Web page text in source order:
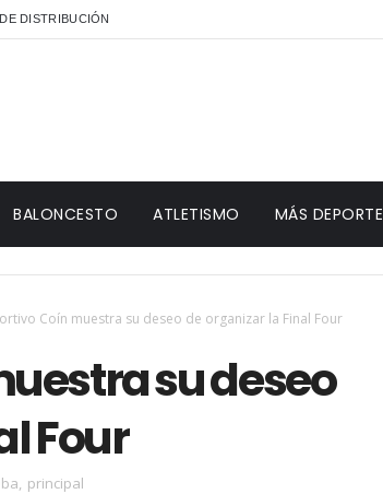
DISTRIBUCIÓN
BALONCESTO ATLETISMO MÁS DEPORTE
Coín muestra su deseo de organizar la Final Four
su deseo
Four
, principal